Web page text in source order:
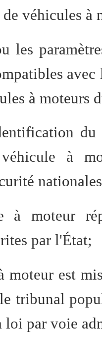
véhicules à
les
avec
à moteurs
du
à
à moteur
par l'État;
moteur est
tribunal
loi par voie